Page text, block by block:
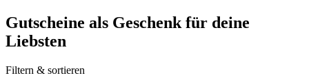
Gutscheine als Geschenk für deine
Liebsten
Filtern & sortieren